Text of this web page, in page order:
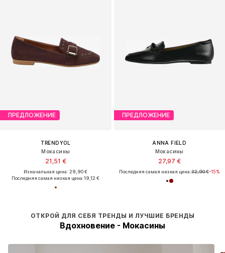
ПРЕДЛОЖЕНИЕ
TRENDYOL
Мокасины
21,51 €
Изначальная цена: 29,90 €
Последняя самая низкая цена:19,12 €
ПРЕДЛОЖЕНИЕ
ANNA FIELD
Мокасины
27,97 €
Последняя самая низкая цена:32,90 €-15%
ОТКРОЙ ДЛЯ СЕБЯ ТРЕНДЫ И ЛУЧШИЕ БРЕНДЫ
Вдохновение - Мокасины